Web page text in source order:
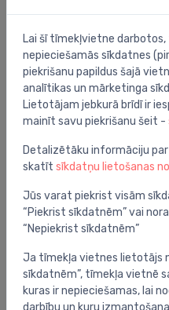
Preces apraksts
kastīte Basket UTB,
Jums
Lai šī tīmekļvietne
nepieciešamās sīkdatnes
piekrišanu papildus šajā
analītikas un mārketinga
Lietotājam jebkurā brīdī ir
mainīt savu piekrišanu šeit -
Detalizētāku informāciju
skatīt sīkdatņu lietošanas
Jūs varat piekrist visām
“Piekrist sīkdatnēm” vai
“Nepiekrist sīkdatnēm”
Ja tīmekļa vietnes lietotājs
sīkdatnēm”, tīmekļa vietnē
kuras ir nepieciešamas, lai
darbību un kuru